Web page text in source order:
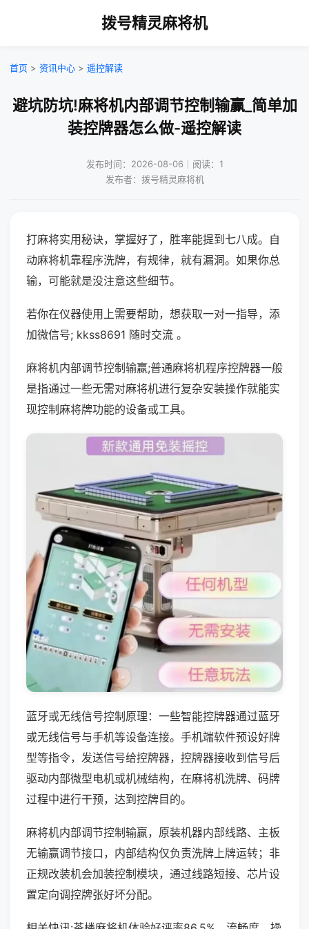
拨号精灵麻将机
首页 > 资讯中心 > 遥控解读
避坑防坑!麻将机内部调节控制输赢_简单加
装控牌器怎么做-遥控解读
发布时间：2026-08-06｜阅读：1
发布者：拨号精灵麻将机
打麻将实用秘诀，掌握好了，胜率能提到七八成。自
动麻将机靠程序洗牌，有规律，就有漏洞。如果你总
输，可能就是没注意这些细节。
若你在仪器使用上需要帮助，想获取一对一指导，添
加微信号; kkss8691 随时交流 。
麻将机内部调节控制输赢;普通麻将机程序控牌器一般
是指通过一些无需对麻将机进行复杂安装操作就能实
现控制麻将牌功能的设备或工具。
蓝牙或无线信号控制原理：一些智能控牌器通过蓝牙
或无线信号与手机等设备连接。手机端软件预设好牌
型等指令，发送信号给控牌器，控牌器接收到信号后
驱动内部微型电机或机械结构，在麻将机洗牌、码牌
过程中进行干预，达到控牌目的。
麻将机内部调节控制输赢，原装机器内部线路、主板
无输赢调节接口，内部结构仅负责洗牌上牌运转；非
正规改装机会加装控制模块，通过线路短接、芯片设
置定向调控牌张好坏分配。